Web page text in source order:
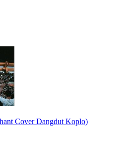
Cover Dangdut Koplo)